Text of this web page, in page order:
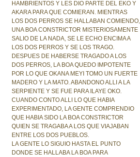
HAMBRIENTOS Y LES DIO PARTE DEL EKO Y
AKARA PARA QUE COMIERAN. MIENTRAS
LOS DOS PERROS SE HALLABAN COMIENDO,
UNA BOA CONSTRICTOR MISTERIOSAMENTE
SALIO DE LA NADA, SE LE ECHO ENCIMA A
LOS DOS PERROS Y SE LOS TRAGO.
DESPUES DE HABERSE TRAGADO A LOS
DOS PERROS, LA BOA QUEDO IMPOTENTE
POR LO QUE OKANA MEYI TOMO UN FUERTE
MADERO Y LA MATO. ABANDONO ALLI A LA
SERPIENTE Y SE FUE PARA ILAYE OKO.
CUANDO CONTO ALLI LO QUE HABIA
EXPERIMENTADO, LA GENTE COMPRENDIO
QUE HABIA SIDO LA BOA CONSTRICTOR
QUIEN SE TRAGABA A LOS QUE VIAJABAN
ENTRE LOS DOS PUEBLOS.
LA GENTE LO SIGUIO HASTA EL PUNTO
DONDE SE HALLABA LA BOA PARA